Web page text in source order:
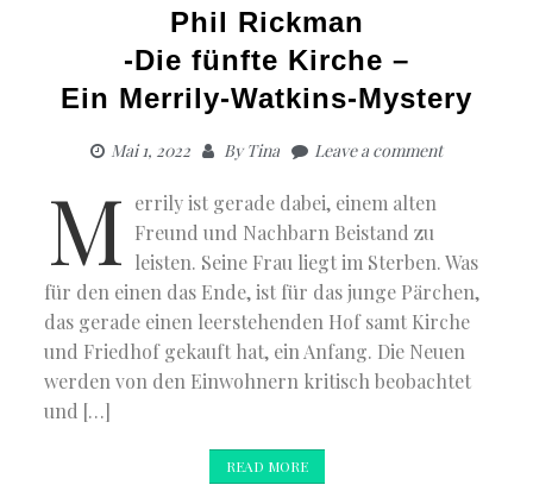
Phil Rickman
-Die fünfte Kirche –
Ein Merrily-Watkins-Mystery
Mai 1, 2022 ByTina Leave a comment
M errily ist gerade dabei, einem alten
Freund und Nachbarn Beistand zu
leisten. Seine Frau liegt im Sterben. Was
für den einen das Ende, ist für das junge Pärchen,
das gerade einen leerstehenden Hof samt Kirche
und Friedhof gekauft hat, ein Anfang. Die Neuen
werden von den Einwohnern kritisch beobachtet
und […]
READ MORE